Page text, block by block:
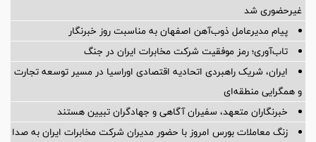
غیرحضوری شد
پیام مدیرعامل ذوب‌آهن اصفهان به مناسبت روز خبرنگار
تاب‌آوری؛ رمز موفقیت شرکت مخابرات ایران در جنگ
ایران، شریک راهبردی اتحادیه اقتصادی اوراسیا در مسیر توسعه تجارت
و همگرایی منطقه‌ای
خبرنگاران متعهد، سفیران آگاهی و جهادگران تبیین هستند
زنگ معاملات بورس امروز با حضور مدیران شرکت مخابرات ایران به صدا